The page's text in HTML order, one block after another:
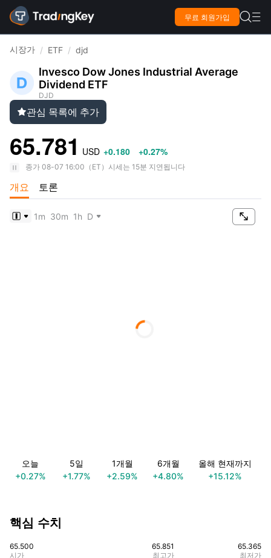
무료 회원가입  
시장가 / ETF / djd
Invesco Dow Jones Industrial Average
Dividend ETF
DJD
관심 목록에 추가
65.781 USD +0.180 +0.27%
종가 08-07 16:00 （ ET ） 시세는 15분 지연됩니다
개요 토론

1m 30m 1h D
오늘
+0.27%
5일
+1.77%
1개월
+2.59%
6개월
+4.80%
올해 현재까지
+15.12%
핵심 수치
65.500
시가
65.851
최고가
65.365
최저가